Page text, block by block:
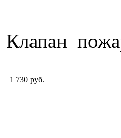
Клапан
1 730 руб.